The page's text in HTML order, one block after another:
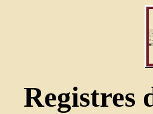
Registres